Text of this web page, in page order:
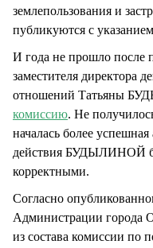
землепользования и
публикуются с
И года не прошло после
заместителя директора
отношений Татьяны
комиссию. Не
началась более
действия БУДЫЛИНОЙ
корректными.
Согласно
Администрации города
из состава комиссии по